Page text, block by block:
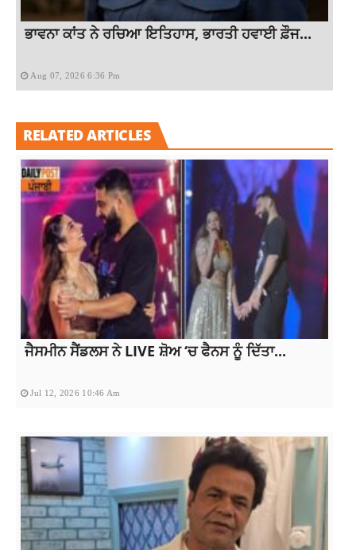
ਭਾਵਨਾ ਕਾਂਤ ਨੇ ਰਚਿਆ ਇਤਿਹਾਸ, ਭਾਰਤੀ ਹਵਾਈ ਫ਼ੌਜ...
Aug 07, 2026 6:36 Pm
RELATED ARTICLES
ਜੈਸਮੀਨ ਸੈਂਡਲਸ ਨੇ LIVE ਸ਼ੋਅ ‘ਚ ਫੈਨਸ ਨੂੰ ਦਿੱਤਾ...
Jul 12, 2026 10:46 Am